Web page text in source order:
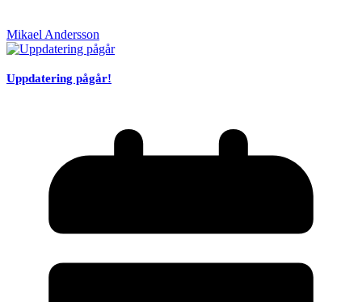
Mikael Andersson
Uppdatering pågår!